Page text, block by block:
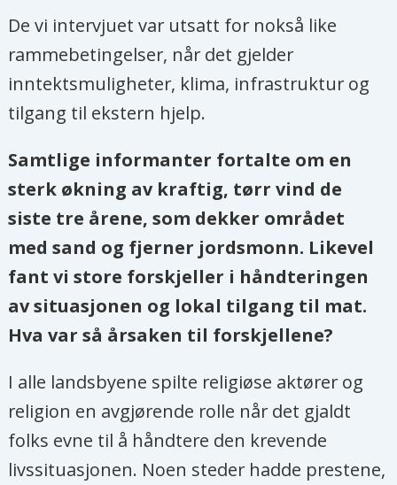
dagen.
Øya kom på fjerdeplass i 2019 i
statistikken over kronisk
underernæring.
Kilder: FN, Ralaingita et al. (2022), Harvey
et al. (2014), Weiskopf et al. (2021) og
De vi intervjuet var utsatt for nokså like
rammebetingelser, når det gjelder
inntektsmuligheter, klima, infrastruktur og
tilgang til ekstern hjelp.
Samtlige informanter fortalte om en
sterk økning av kraftig, tørr vind de
siste tre årene, som dekker området
med sand og fjerner jordsmonn. Likevel
fant vi store forskjeller i håndteringen
av situasjonen og lokal tilgang til mat.
Hva var så årsaken til forskjellene?
I alle landsbyene spilte religiøse aktører og
religion en avgjørende rolle når det gjaldt
folks evne til å håndtere den krevende
livssituasjonen. Noen steder hadde prestene,